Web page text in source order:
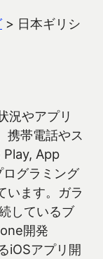
> 日本ギリシ
況やアプリ
携帯電話やス
Play, App
グラミング
います。ガラ
しているブ
開発
iOSアプリ開